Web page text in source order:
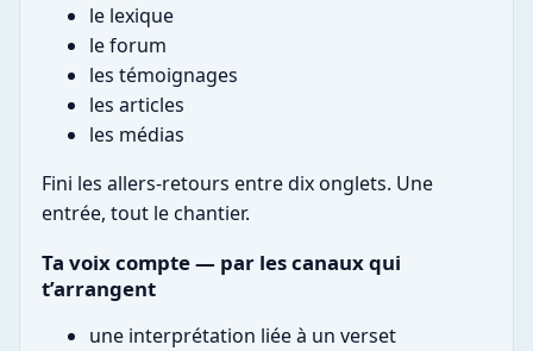
le lexique
le forum
les témoignages
les articles
les médias
Fini les allers-retours entre dix onglets. Une
entrée, tout le chantier.
Ta voix compte — par les canaux qui
t’arrangent
une interprétation liée à un verset